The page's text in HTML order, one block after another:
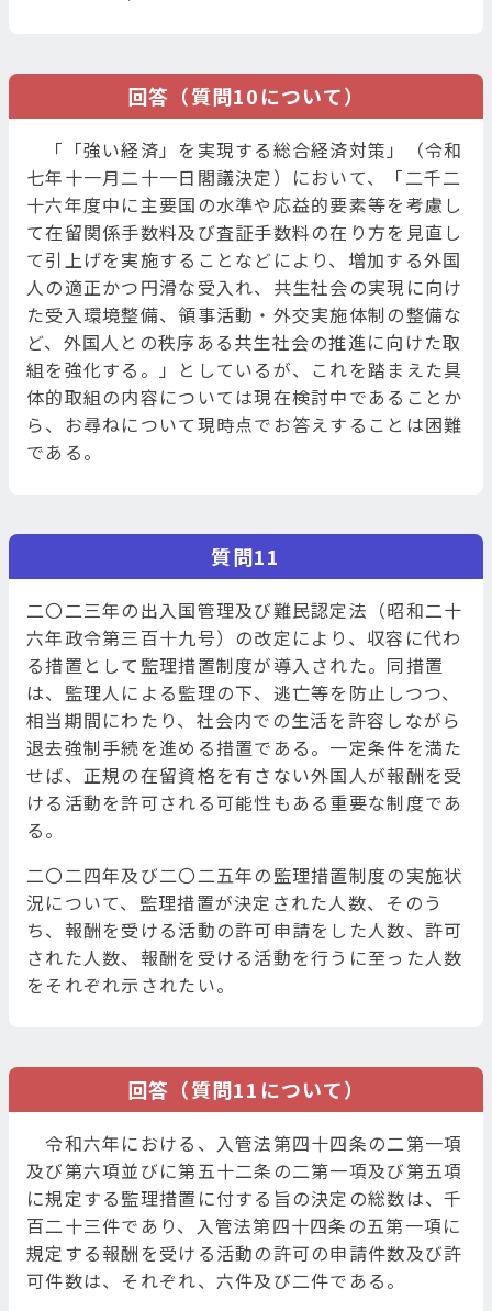
回答（質問10について）
「「強い経済」を実現する総合経済対策」（令和
七年十一月二十一日閣議決定）において、「二千二
十六年度中に主要国の水準や応益的要素等を考慮し
て在留関係手数料及び査証手数料の在り方を見直し
て引上げを実施することなどにより、増加する外国
人の適正かつ円滑な受入れ、共生社会の実現に向け
た受入環境整備、領事活動・外交実施体制の整備な
ど、外国人との秩序ある共生社会の推進に向けた取
組を強化する。」としているが、これを踏まえた具
体的取組の内容については現在検討中であることか
ら、お尋ねについて現時点でお答えすることは困難
である。
質問11
二〇二三年の出入国管理及び難民認定法（昭和二十
六年政令第三百十九号）の改定により、収容に代わ
る措置として監理措置制度が導入された。同措置
は、監理人による監理の下、逃亡等を防止しつつ、
相当期間にわたり、社会内での生活を許容しながら
退去強制手続を進める措置である。一定条件を満た
せば、正規の在留資格を有さない外国人が報酬を受
ける活動を許可される可能性もある重要な制度であ
る。
二〇二四年及び二〇二五年の監理措置制度の実施状
況について、監理措置が決定された人数、そのう
ち、報酬を受ける活動の許可申請をした人数、許可
された人数、報酬を受ける活動を行うに至った人数
をそれぞれ示されたい。
回答（質問11について）
令和六年における、入管法第四十四条の二第一項
及び第六項並びに第五十二条の二第一項及び第五項
に規定する監理措置に付する旨の決定の総数は、千
百二十三件であり、入管法第四十四条の五第一項に
規定する報酬を受ける活動の許可の申請件数及び許
可件数は、それぞれ、六件及び二件である。